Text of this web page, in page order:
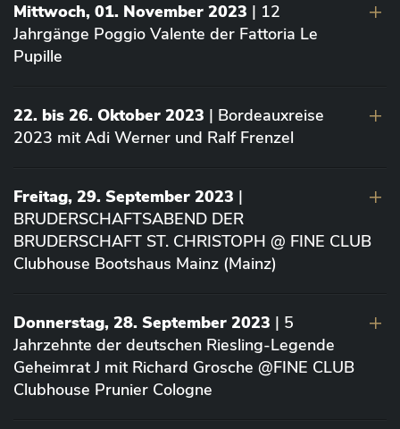
Mittwoch, 01. November 2023 | 12
Jahrgänge Poggio Valente der Fattoria Le
Pupille
22. bis 26. Oktober 2023 | Bordeauxreise
2023 mit Adi Werner und Ralf Frenzel
Freitag, 29. September 2023 |
BRUDERSCHAFTSABEND DER
BRUDERSCHAFT ST. CHRISTOPH @ FINE CLUB
Clubhouse Bootshaus Mainz (Mainz)
Donnerstag, 28. September 2023 | 5
Jahrzehnte der deutschen Riesling-Legende
Geheimrat J mit Richard Grosche @FINE CLUB
Clubhouse Prunier Cologne